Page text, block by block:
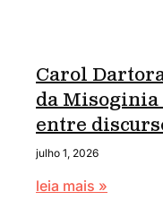
Carol
da Misoginia
entre
julho 1, 2026
leia mais »